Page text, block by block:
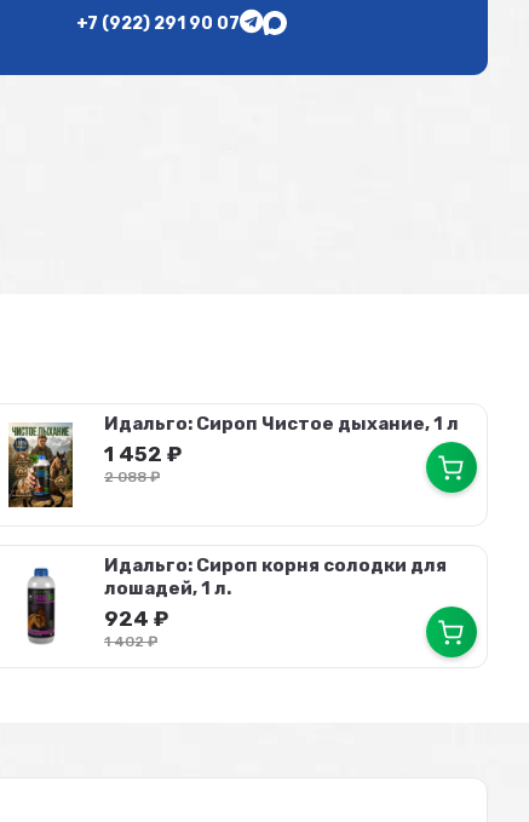
+7 (922) 291 90 07
Идальго: Сироп Чистое дыхание, 1 л
1 452 ₽
2 088₽
Идальго: Сироп корня солодки для
лошадей, 1 л.
924 ₽
1 402₽